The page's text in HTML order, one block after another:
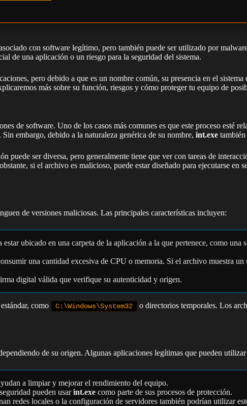
con software legítimo, pero también puede ser utilizado por
de una aplicación o un riesgo para la seguridad del sistema.
pero debido a que es un nombre común, su presencia en el
más sobre su función, riesgos y cómo proteger tu equipo de
de software. Uno de los casos más comunes es que este proceso esté
embargo, debido a la naturaleza genérica de su nombre, int.exe
puede ser diversa, pero generalmente tiene que ver con tareas de
si el archivo es malicioso, puede estar diseñado para ejecutarse
de versiones maliciosas. Las principales características incluyen:
estar ubicado en una carpeta de la aplicación a la que pertenece, como una
una cantidad excesiva de CPU o memoria. Si el archivo muestra
digital válida que verifique su autenticidad y origen.
como C:\Windows\System32
o directorios temporales. Los
de su origen. Algunas aplicaciones legítimas que pueden
a limpiar y mejorar el rendimiento del equipo.
pueden usarint.exe como parte de sus procesos de protección.
redes locales o la configuración de servidores también podrían utilizar